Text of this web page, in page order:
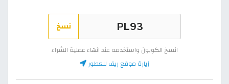
نسخ
انسخ الكوبون واستخدمه عند انهاء عملية الشراء
زيارة موقع ريف للعطور